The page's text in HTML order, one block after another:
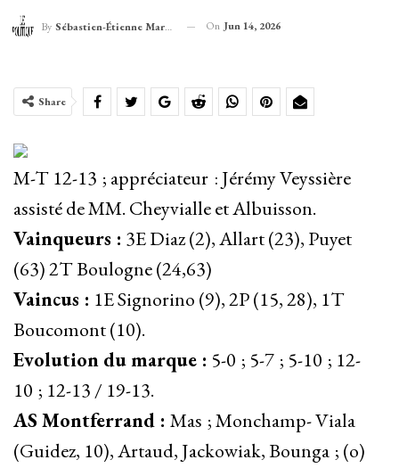
By Sébastien-Étienne Marechal On Jun 14, 2026
Share
M-T 12-13 ; appréciateur : Jérémy Veyssière
assisté de MM. Cheyvialle et Albuisson.
Vainqueurs : 3E Diaz (2), Allart (23), Puyet
(63) 2T Boulogne (24,63)
Vaincus : 1E Signorino (9), 2P (15, 28), 1T
Boucomont (10).
Evolution du marque : 5-0 ; 5-7 ; 5-10 ; 12-
10 ; 12-13 / 19-13.
AS Montferrand : Mas ; Monchamp- Viala
(Guidez, 10), Artaud, Jackowiak, Bounga ; (o)